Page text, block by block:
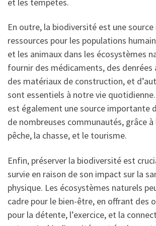
En outre, la biodiversité est une
ressources pour les populations
et les animaux dans les écosystèmes
fournir des médicaments, des denrées
des matériaux de construction, et
sont essentiels à notre vie
est également une source importante
de nombreuses communautés, grâce à
pêche, la chasse, et le tourisme.
Enfin, préserver la biodiversité est
survie en raison de son impact sur la
physique. Les écosystèmes naturels
cadre pour le bien-être, en offrant des
pour la détente, l’exercice, et la